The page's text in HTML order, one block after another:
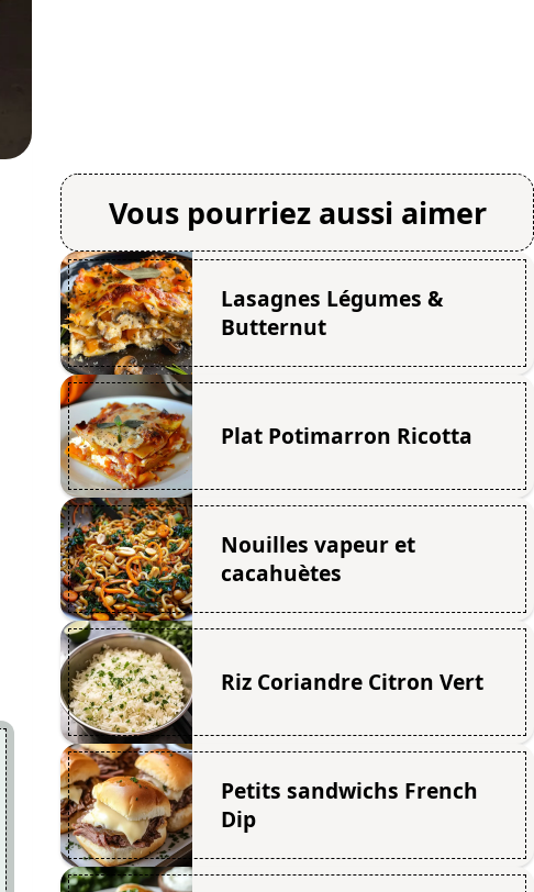
Vous pourriez aussi aimer
Lasagnes Légumes &
Butternut
Plat Potimarron Ricotta
Nouilles vapeur et
cacahuètes
Riz Coriandre Citron Vert
Petits sandwichs French
Dip